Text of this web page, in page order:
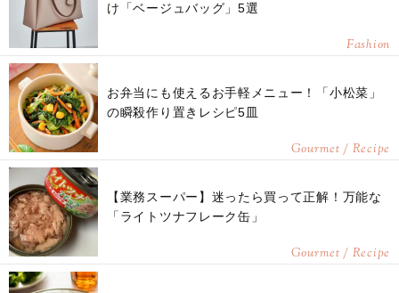
け「ベージュバッグ」5選
Fashion
お弁当にも使えるお手軽メニュー！「小松菜」
の瞬殺作り置きレシピ5皿
Gourmet / Recipe
【業務スーパー】迷ったら買って正解！万能な
「ライトツナフレーク缶」
Gourmet / Recipe